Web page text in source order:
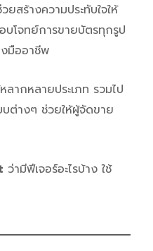
สร้างความประทับใจให้
โจทย์การขายบัตรทุกรูป
งมืออาชีพ
ากหลายประเภท รวมไป
ต่างๆ ช่วยให้ผู้จัดขาย
ว่ามีฟีเจอร์อะไรบ้าง ใช้